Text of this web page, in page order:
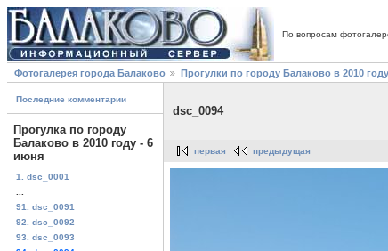
По вопросам
Фотогалерея города Балаково Прогулки по городу Балаково в 2010 году
Последние комментарии
Прогулка по городу
Балаково в 2010 году - 6
июня
1. dsc_0001
91. dsc_0091
92. dsc_0092
93. dsc_0093
dsc_0094
первая предыдущая